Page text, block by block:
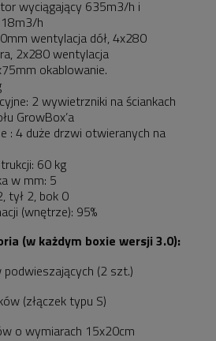
wyciągający 635m3/h i
h
wentylacja dół, 4x280
2x280 wentylacja
okablowanie.
2 wywietrzniki na ściankach
GrowBox’a
: 4 duże drzwi otwieranych na
60 kg
w mm: 5
tył 2, bok 0
(wnętrze): 95%
(w każdym boxie wersji 3.0):
(2 szt.)
(złączek typu S)
o wymiarach 15x20cm